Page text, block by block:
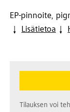
EP-pinnoite,
Lisätietoa
Tilauksen voi